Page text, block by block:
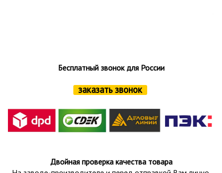
Бесплатный звонок для России
заказать звонок
Двойная проверка качества товара